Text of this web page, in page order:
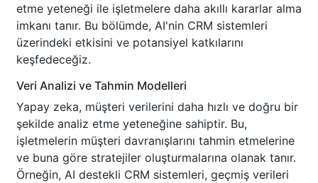
etme yeteneği ile işletmelere daha akıllı kararlar alma
imkanı tanır. Bu bölümde, AI'nin CRM sistemleri
üzerindeki etkisini ve potansiyel katkılarını
keşfedeceğiz.
Veri Analizi ve Tahmin Modelleri
Yapay zeka, müşteri verilerini daha hızlı ve doğru bir
şekilde analiz etme yeteneğine sahiptir. Bu,
işletmelerin müşteri davranışlarını tahmin etmelerine
ve buna göre stratejiler oluşturmalarına olanak tanır.
Örneğin, AI destekli CRM sistemleri, geçmiş verileri